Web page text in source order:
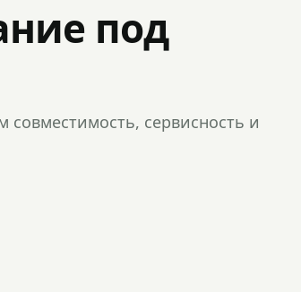
под
сервисность и